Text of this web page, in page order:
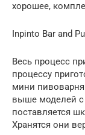
хорошее,
Inpinto Bar and
Весь процесс
процессу
мини
выше моделей с
поставляется
Хранятся они